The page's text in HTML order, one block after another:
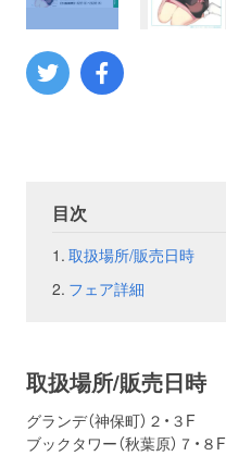
目次
取扱場所/販売日時
フェア詳細
取扱場所/販売日時
グランデ（神保町）２・３F
ブックタワー（秋葉原）７・８F
ミリタリー
その他
フェア